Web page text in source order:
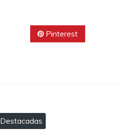
Pinterest
Destacadas